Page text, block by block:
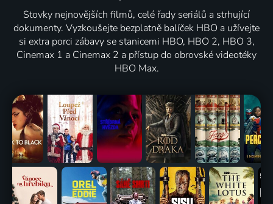
Stovky nejnovějších filmů, celé řady seriálů a strhující
dokumenty. Vyzkoušejte bezplatně balíček HBO a užívejte
si extra porci zábavy se stanicemi HBO, HBO 2, HBO 3,
Cinemax 1 a Cinemax 2 a přístup do obrovské videotéky
HBO Max.